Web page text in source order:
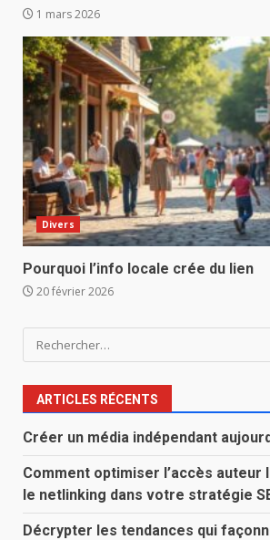
1 mars 2026
Divers
Pourquoi l’info locale crée du lien
20 février 2026
Rechercher :
ARTICLES RÉCENTS
Créer un média indépendant
Comment optimiser l’accès auteur
le netlinking dans votre stratégie
Décrypter les tendances qui